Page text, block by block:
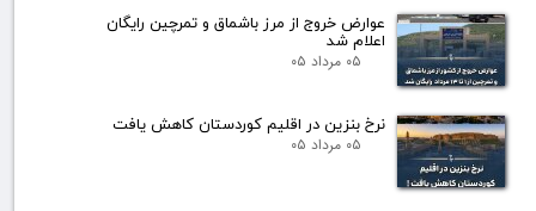
عوارض خروج از مرز باشماق و تمرچین رایگان
اعلام شد
۰۵ مرداد ۰۵
نرخ بنزین در اقلیم کوردستان کاهش یافت
۰۵ مرداد ۰۵